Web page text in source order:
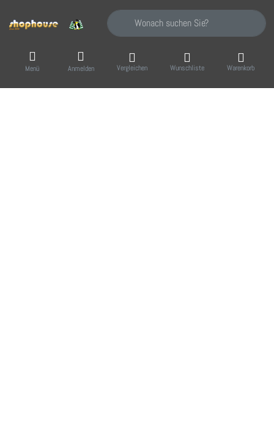
Geben Sie einen Suchbegriff ein. Während
Menü Anmelden Vergleichen Wunschliste Warenkorb